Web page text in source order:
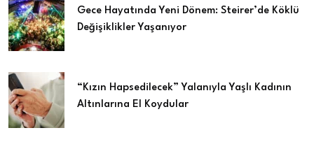
Gece Hayatında Yeni Dönem: Steirer’de Köklü
Değişiklikler Yaşanıyor
“Kızın Hapsedilecek” Yalanıyla Yaşlı Kadının
Altınlarına El Koydular